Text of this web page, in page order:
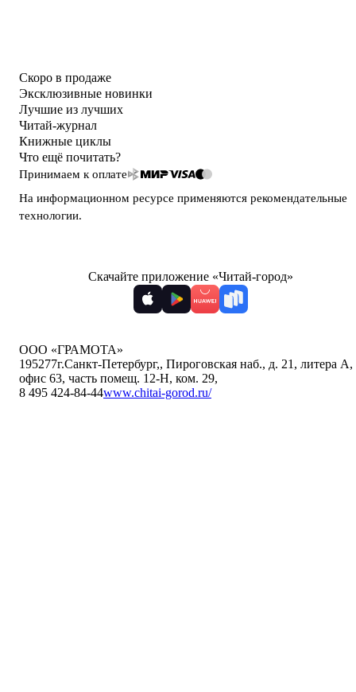
Скоро в продаже
Эксклюзивные новинки
Лучшие из лучших
Читай-журнал
Книжные циклы
Что ещё почитать?
Принимаем к оплате
На информационном ресурсе применяются рекомендательные
технологии.
Скачайте приложение «Читай-город»
ООО «ГРАМОТА»
195277г.Санкт-Петербург,, Пироговская наб., д. 21, литера А,
офис 63, часть помещ. 12-Н, ком. 29,
8 495 424-84-44www.chitai-gorod.ru/